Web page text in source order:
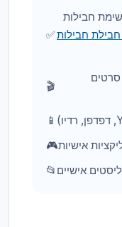
✅
חבילות
חבילות
🎬
סרטים
📱
🎮אישיות
📂 אישיים